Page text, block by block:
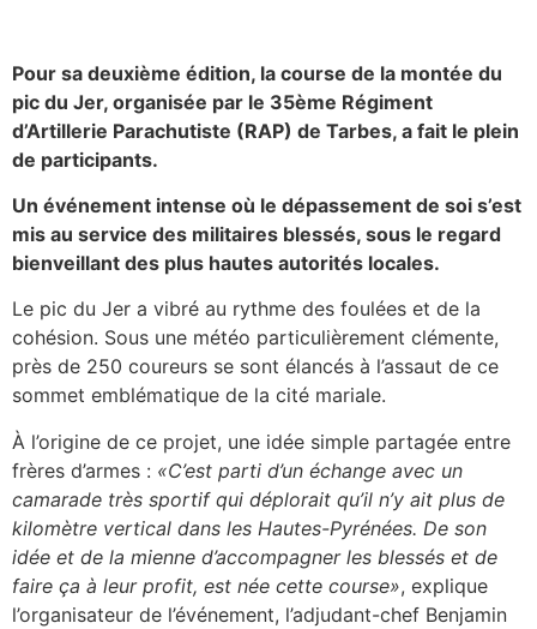
Pour sa deuxième édition, la course de la montée du
pic du Jer, organisée par le 35ème Régiment
d’Artillerie Parachutiste (RAP) de Tarbes, a fait le plein
de participants.
Un événement intense où le dépassement de soi s’est
mis au service des militaires blessés, sous le regard
bienveillant des plus hautes autorités locales.
Le pic du Jer a vibré au rythme des foulées et de la
cohésion. Sous une météo particulièrement clémente,
près de 250 coureurs se sont élancés à l’assaut de ce
sommet emblématique de la cité mariale.
À l’origine de ce projet, une idée simple partagée entre
frères d’armes : «C’est parti d’un échange avec un
camarade très sportif qui déplorait qu’il n’y ait plus de
kilomètre vertical dans les Hautes-Pyrénées. De son
idée et de la mienne d’accompagner les blessés et de
faire ça à leur profit, est née cette course», explique
l’organisateur de l’événement, l’adjudant-chef Benjamin